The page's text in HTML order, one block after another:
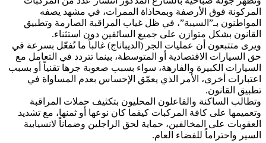
المركونة فوق الأرصفة وبمحاذاة الممرات، في مشهد يصفه
المواطنون بـ”السيبة”، في ظل غياب المراقبة الصارمة وتطبيق
القانون بشكل متوازن على جميع السائقين دون استثناء.
ويرى متتبعون أن عمليات الجر (الديباناج) غالباً ما تُفعّل بسرعة في
حق السيارات الاقتصادية أو المتوسطة، بينما تتردد في التعامل مع
السيارات الكبيرة والفارهة، سواء بسبب صعوبة جرها تقنياً أو بسبب
اعتبارات أخرى، الأمر الذي يعمّق الإحساس بعدم المساواة في
تطبيق القانون.
وتطالب الساكنة والفاعلون المحليون بتكثيف حملات المراقبة
وتعميمها على كافة المركبات كيفما كان نوعها أو ثمنها، مع تشديد
العقوبات على المخالفين، حماية لحق الراجلين وضماناً لانسيابية
السير واحتراماً للفضاء العام.